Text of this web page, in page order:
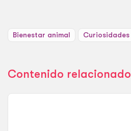
Bienestar animal Curiosidades
Contenido relacionado